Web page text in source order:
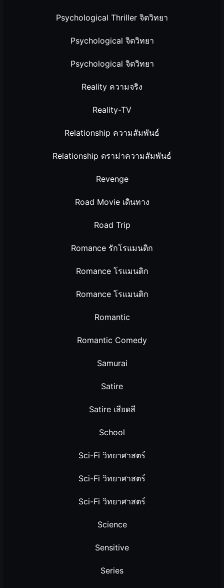
Psychological Thriller จิตวิทยา
Psychological จิตวิทยา
Psychological จิตวิทยา
Reality ความจริง
Reality-TV
Relationship ความสัมพันธ์
Relationship ดราม่าความสัมพันธ์
Revenge
Road Movie เดินทาง
Road Trip
Romance รักโรแมนติก
Romance โรแมนติก
Romance โรแมนติก
Romantic
Romantic Comedy
Samurai
Satire
Satire เสียดสี
School
Sci-Fi วิทยาศาสตร์
Sci-Fi วิทยาศาสตร์
Sci-Fi วิทยาศาสตร์
Science
Sensitive
Series